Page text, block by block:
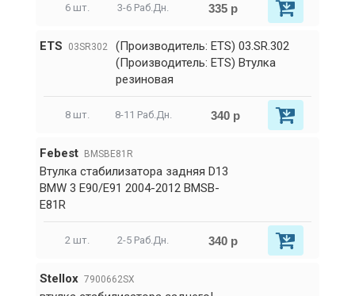
6 шт. 3-6 Раб.Дн. 335 р
ETS 03SR302
(Производитель: ETS) 03.SR.302
(Производитель: ETS) Втулка
резиновая
8 шт. 8-11 Раб.Дн. 340 р
Febest BMSBE81R
Втулка стабилизатора задняя D13
BMW 3 E90/E91 2004-2012 BMSB-
E81R
2 шт. 2-5 Раб.Дн. 340 р
Stellox 7900662SX